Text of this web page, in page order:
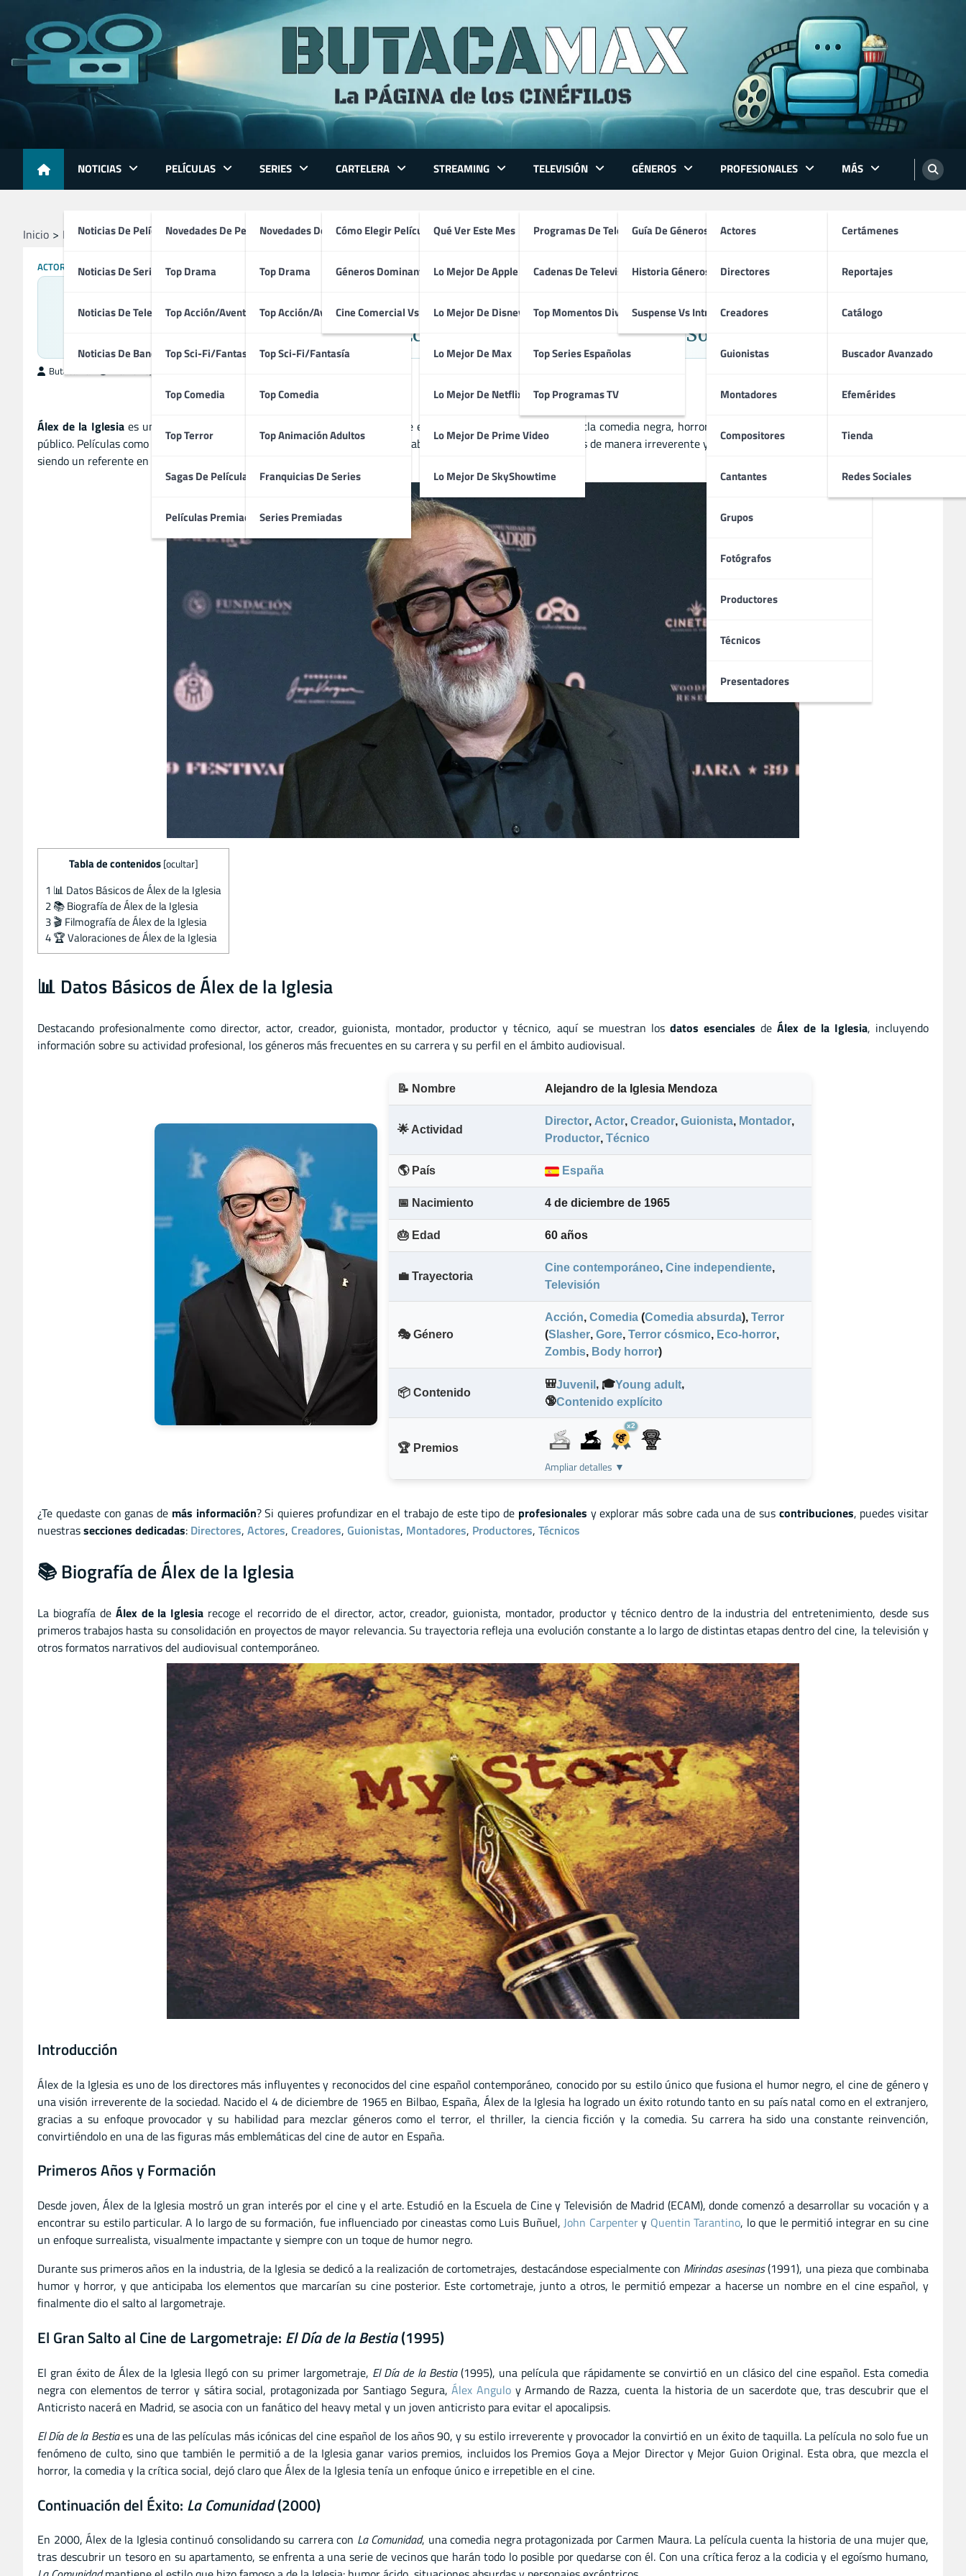
content
NOTICIAS
Noticias De Películas
Noticias De Series
Noticias De Televisión
Noticias De Bandas Sonoras
PELÍCULAS
Novedades De Películas
Top Drama
Top Acción/Aventura
Top Sci-Fi/Fantasía
Top Comedia
Top Terror
Sagas De Películas
Películas Premiadas
SERIES
Novedades De Series
Top Drama
Top Acción/Aventura
Top Sci-Fi/Fantasía
Top Comedia
Top Animación Adultos
Franquicias De Series
Series Premiadas
CARTELERA
Cómo Elegir Película
Géneros Dominantes
Cine Comercial Vs Autor
STREAMING
Qué Ver Este Mes
Lo Mejor De Apple TV
Lo Mejor De Disney+
Lo Mejor De Max
Lo Mejor De Netflix
Lo Mejor De Prime Video
Lo Mejor De SkyShowtime
TELEVISIÓN
Programas De Televisión
Cadenas De Televisión
Top Momentos Divertidos
Top Series Españolas
Top Programas TV
GÉNEROS
Guía De Géneros
Historia Géneros TV
Suspense Vs Intriga
PROFESIONALES
Actores
Directores
Creadores
Guionistas
Montadores
Compositores
Cantantes
Grupos
Fotógrafos
Productores
Técnicos
Presentadores
MÁS
Certámenes
Reportajes
Catálogo
Buscador Avanzado
Efemérides
Tienda
Redes Sociales
Inicio Profesionales Directores Álex de la Iglesia
ACTORES CREADORES DIRECTORES GUIONISTAS MONTADORES PRODUCTORES TÉCNICOS
Álex de la Iglesia
El Cineasta Que Mezcla Comedia, Horror y Crítica Social
ButacaMax
Álex de la Iglesiaes uno de los cineastas más audaces y originales del cine español. Su estilo único, que mezcla comedia negra, horror y sátira social, ha cautivado a la crítica y al
público. Películas como
El día de la bestia La comunidadson ejemplos de su habilidad para abordar temas oscuros de manera irreverente y cómica. Su cine, a menudo provocador, sigue
siendo un referente en el cine español contemporáneo.
Tabla de contenidos [ocultar]
1 📊 Datos Básicos de Álex de la Iglesia
2📚 Biografía de Álex de la Iglesia
3🎬 Filmografía de Álex de la Iglesia
4🏆 Valoraciones de Álex de la Iglesia
📊 Datos Básicos de Álex de la Iglesia
Destacando profesionalmente como director,actor,creador, guionista, montador, productor ytécnico, aquí se muestran los datos esenciales de Álex de la Iglesia, incluyendo
información sobre su actividad profesional, los géneros más frecuentes en su carrera y su perfil en el ámbito audiovisual.
📝 Nombre Alejandro de la Iglesia Mendoza
🌟 Actividad
Director, Actor, Creador, Guionista, Montador,
Productor, Técnico
🌎 País España
📅 Nacimiento 4 de diciembre de 1965
🎂 Edad 60 años
💼 Trayectoria
Cine contemporáneo, Cine independiente,
Televisión
🎭 Género
Acción, Comedia (Comedia absurda), Terror
(Slasher, Gore, Terror cósmico, Eco-horror,
Zombis, Body horror)
📦 Contenido
🎒Juvenil , 🎓Young adult,
🔞Contenido explícito
🏆 Premios
x2
Ampliar detalles ▼
¿Te quedaste con ganas de más información? Si quieres profundizar en el trabajo de este tipo de profesionales y explorar más sobre cada una de sus contribuciones, puedes visitar
nuestrassecciones dedicadas: Directores, Actores, Creadores, Guionistas, Montadores, Productores, Técnicos
📚 Biografía de Álex de la Iglesia
La biografía de Álex de la Iglesia recoge el recorrido de el director, actor,creador, guionista, montador, productor y técnico dentro de la industria del entretenimiento, desde sus
primeros trabajos hasta su consolidación en proyectos de mayor relevancia. Su trayectoria refleja una evolución constante a lo largo de distintas etapas dentro del cine, la televisión y
otros formatos narrativos del audiovisual contemporáneo.
Introducción
Álex de la Iglesia es uno de los directores más influyentes y reconocidos del cine español contemporáneo, conocido por su estilo único que fusiona el humor negro, el cine de género y
una visión irreverente de la sociedad. Nacido el 4 de diciembre de 1965 en Bilbao, España, Álex de la Iglesia ha logrado un éxito rotundo tanto en su país natal como en el extranjero,
gracias a su enfoque provocador y su habilidad para mezclar géneros como el terror, el thriller, la ciencia ficción y la comedia. Su carrera ha sido una constante reinvención,
convirtiéndolo en una de las figuras más emblemáticas del cine de autor en España.
Primeros Años y Formación
Desde joven, Álex de la Iglesia mostró un gran interés por el cine y el arte. Estudió en la Escuela de Cine y Televisión de Madrid (ECAM), donde comenzó a desarrollar su vocación y a
encontrar su estilo particular. A lo largo de su formación, fue influenciado por cineastas como Luis Buñuel,John Carpentery Quentin Tarantino, lo que le permitió integrar en su cine
un enfoque surrealista, visualmente impactante y siempre con un toque de humor negro.
Durante sus primeros años en la industria, de la Iglesia se dedicó a la realización de cortometrajes, destacándose especialmente con Mirindas asesinas(1991), una pieza que combinaba
humor y horror, y que anticipaba los elementos que marcarían su cine posterior. Este cortometraje, junto a otros, le permitió empezar a hacerse un nombre en el cine español, y
finalmente dio el salto al largometraje.
El Gran Salto al Cine de Largometraje: El Día de la Bestia(1995)
El gran éxito de Álex de la Iglesia llegó con su primer largometraje, El Día de la Bestia(1995), una película que rápidamente se convirtió en un clásico del cine español. Esta comedia
negra con elementos de terror y sátira social, protagonizada por Santiago Segura,Álex Anguloy Armando de Razza, cuenta la historia de un sacerdote que, tras descubrir que el
Anticristo nacerá en Madrid, se asocia con un fanático del heavy metal y un joven anticristo para evitar el apocalipsis.
El Día de la Bestiaes una de las películas más icónicas del cine español de los años 90, y su estilo irreverente y provocador la convirtió en un éxito de taquilla. La película no solo fue un
fenómeno de culto, sino que también le permitió a de la Iglesia ganar varios premios, incluidos los Premios Goya a Mejor Director y Mejor Guion Original. Esta obra, que mezcla el
horror, la comedia y la crítica social, dejó claro que Álex de la Iglesia tenía un enfoque único e irrepetible en el cine.
Continuación del Éxito: La Comunidad(2000)
En 2000, Álex de la Iglesia continuó consolidando su carrera con La Comunidad, una comedia negra protagonizada por Carmen Maura. La película cuenta la historia de una mujer que,
tras descubrir un tesoro en su apartamento, se enfrenta a una serie de vecinos que harán todo lo posible por quedarse con él. Con una crítica feroz a la codicia y el egoísmo humano,